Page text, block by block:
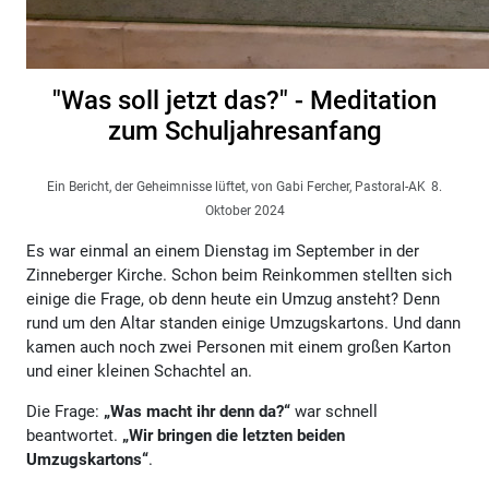
"Was soll jetzt das?" - Meditation
zum Schuljahresanfang
Ein Bericht, der Geheimnisse lüftet, von Gabi Fercher, Pastoral-AK 8.
Oktober 2024
Es war einmal an einem Dienstag im September in der
Zinneberger Kirche. Schon beim Reinkommen stellten sich
einige die Frage, ob denn heute ein Umzug ansteht? Denn
rund um den Altar standen einige Umzugskartons. Und dann
kamen auch noch zwei Personen mit einem großen Karton
und einer kleinen Schachtel an.
Die Frage: „Was macht ihr denn da?“ war schnell
beantwortet. „Wir bringen die letzten beiden
Umzugskartons“.